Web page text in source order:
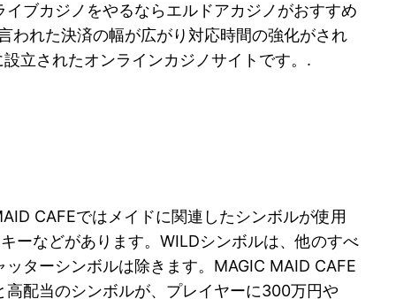
ブカジノをやるならエルドアカジノがおすすめ
われた決済の幅が広がり対応時間の強化がされ
立されたオンラインカジノサイトです。.
CAFEではメイドに関連したシンボルが使用
ーなどがあります。WILDシンボルは、他のすべ
ターシンボルは除きます。MAGIC MAID CAFE
配当のシンボルが、プレイヤーに300万円や